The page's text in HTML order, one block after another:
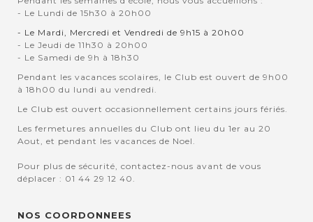
- Le Lundi de 15h30 à 20h00
- Le Mardi, Mercredi et Vendredi de 9h15 à 20h00
- Le Jeudi de 11h30 à 20h00
- Le Samedi de 9h à 18h30
Pendant les vacances scolaires, le Club est ouvert de 9h00
à 18h00 du lundi au vendredi.
Le Club est ouvert occasionnellement certains jours fériés.
Les fermetures annuelles du Club ont lieu du 1er au 20
Aout, et pendant les vacances de Noel.
Pour plus de sécurité, contactez-nous avant de vous
déplacer : 01 44 29 12 40.
NOS COORDONNEES